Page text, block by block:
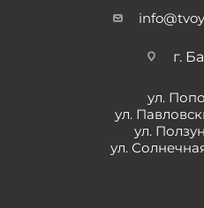
г.
ул.
ул.
ул.
ул.